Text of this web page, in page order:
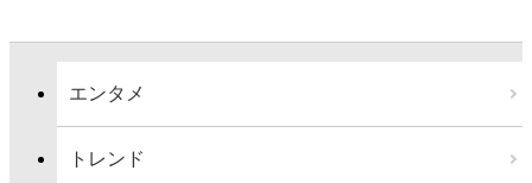
エンタメ
トレンド